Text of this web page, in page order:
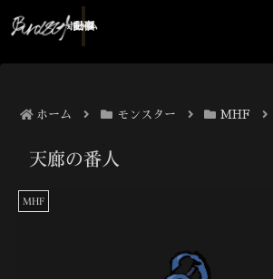
ホーム
記事
動画
ホーム モンスター MHF
天廊の番人
MHF